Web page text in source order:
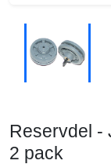
Reservdel -
2 pack